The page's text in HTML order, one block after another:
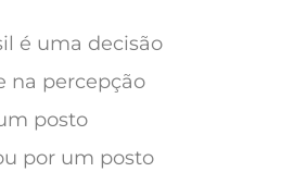
é uma decisão
na percepção
posto
por um posto